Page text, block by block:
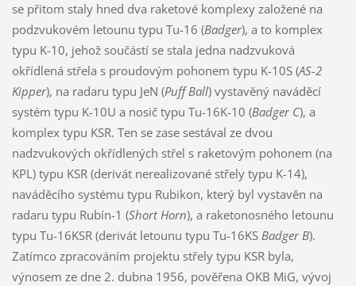
se přitom staly hned dva raketové komplexy založené na
podzvukovém letounu typu Tu-16 (Badger), a to komplex
typu K-10, jehož součástí se stala jedna nadzvuková
okřídlená střela s proudovým pohonem typu K-10S (AS-2
Kipper), na radaru typu JeN (Puff Ball) vystavěný naváděcí
systém typu K-10U a nosič typu Tu-16K-10 (Badger C), a
komplex typu KSR. Ten se zase sestával ze dvou
nadzvukových okřídlených střel s raketovým pohonem (na
KPL) typu KSR (derivát nerealizované střely typu K-14),
naváděcího systému typu Rubikon, který byl vystavěn na
radaru typu Rubín-1 (Short Horn), a raketonosného letounu
typu Tu-16KSR (derivát letounu typu Tu-16KS Badger B).
Zatímco zpracováním projektu střely typu KSR byla,
výnosem ze dne 2. dubna 1956, pověřena OKB MiG, vývoj